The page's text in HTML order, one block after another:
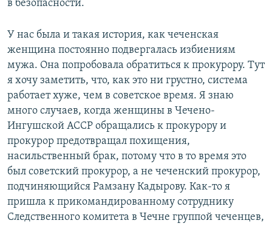
в безопасности.
У нас была и такая история, как чеченская
женщина постоянно подвергалась избиениям
мужа. Она попробовала обратиться к прокурору. Тут
я хочу заметить, что, как это ни грустно, система
работает хуже, чем в советское время. Я знаю
много случаев, когда женщины в Чечено-
Ингушской АССР обращались к прокурору и
прокурор предотвращал похищения,
насильственный брак, потому что в то время это
был советский прокурор, а не чеченский прокурор,
подчиняющийся Рамзану Кадырову. Как-то я
пришла к прикомандированному сотруднику
Следственного комитета в Чечне группой чеченцев,